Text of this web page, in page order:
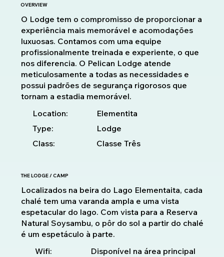
OVERVIEW
O Lodge tem o compromisso de proporcionar a
experiência mais memorável e acomodações
luxuosas. Contamos com uma equipe
profissionalmente treinada e experiente, o que
nos diferencia. O Pelican Lodge atende
meticulosamente a todas as necessidades e
possui padrões de segurança rigorosos que
tornam a estadia memorável.
Location:
Elementita
Type:
Lodge
Class:
Classe Três
THE LODGE / CAMP
Localizados na beira do Lago Elementaita, cada
chalé tem uma varanda ampla e uma vista
espetacular do lago. Com vista para a Reserva
Natural Soysambu, o pôr do sol a partir do chalé
é um espetáculo à parte.
Wifi:
Disponível na área principal